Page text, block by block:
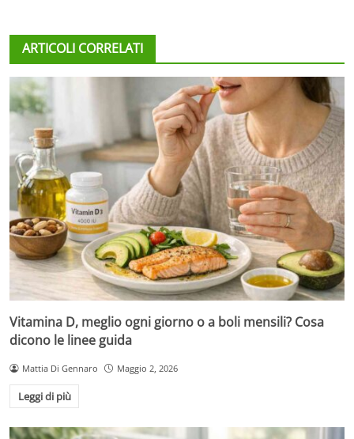
ARTICOLI CORRELATI
Vitamina D, meglio ogni giorno o a boli mensili? Cosa
dicono le linee guida
Mattia Di Gennaro Maggio 2, 2026
Leggi di più